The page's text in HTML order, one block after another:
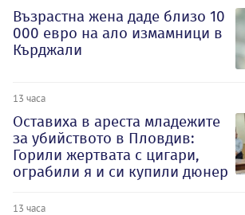
Възрастна жена даде близо 10
000 евро на ало измамници в
Кърджали
13 часа
Оставиха в ареста младежите
за убийството в Пловдив:
Горили жертвата с цигари,
ограбили я и си купили дюнер
13 часа